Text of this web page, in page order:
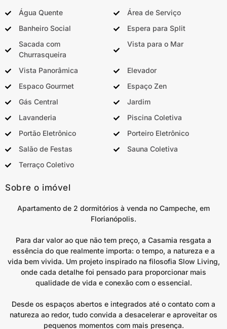
Água Quente
Área de Serviço
Banheiro Social
Espera para Split
Sacada com
Churrasqueira
Vista para o Mar
Vista Panorâmica
Elevador
Espaco Gourmet
Espaço Zen
Gás Central
Jardim
Lavanderia
Piscina Coletiva
Portão Eletrônico
Porteiro Eletrônico
Salão de Festas
Sauna Coletiva
Terraço Coletivo
Sobre o imóvel
Apartamento de 2 dormitórios à venda no Campeche, em
Florianópolis.
Para dar valor ao que não tem preço, a Casamia resgata a
essência do que realmente importa: o tempo, a natureza e a
vida bem vivida. Um projeto inspirado na filosofia Slow Living,
onde cada detalhe foi pensado para proporcionar mais
qualidade de vida e conexão com o essencial.
Desde os espaços abertos e integrados até o contato com a
natureza ao redor, tudo convida a desacelerar e aproveitar os
pequenos momentos com mais presença.